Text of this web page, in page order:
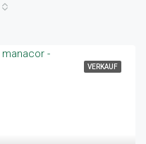
VERKAUF